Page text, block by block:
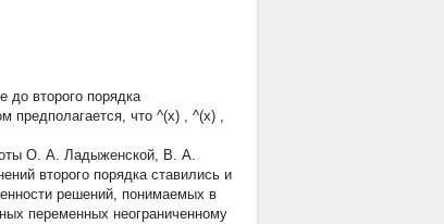
до второго порядка
предполагается, что ^(x) , ^(x) ,
О. А. Ладыженской, В. А.
второго порядка ставились и
решений, понимаемых в
переменных неограниченному